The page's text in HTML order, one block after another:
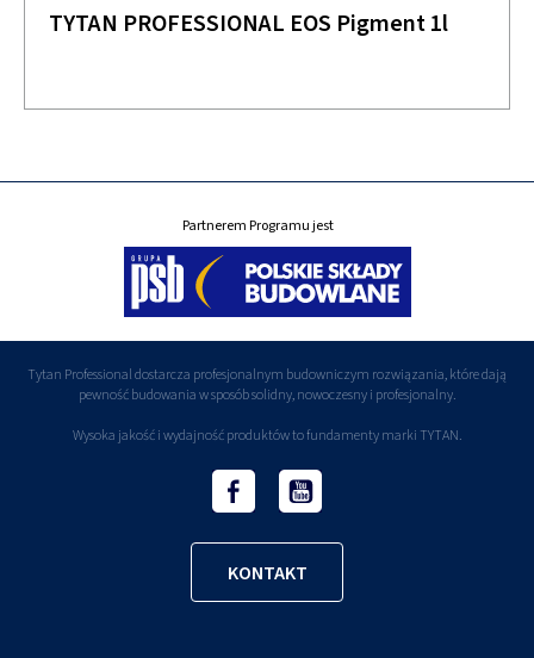
TYTAN PROFESSIONAL EOS Pigment 1l
Partnerem Programu jest
Tytan Professional dostarcza profesjonalnym budowniczym rozwiązania, które dają
pewność budowania w sposób solidny, nowoczesny i profesjonalny.
Wysoka jakość i wydajność produktów to fundamenty marki TYTAN.
KONTAKT